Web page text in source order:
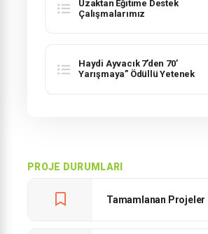
Uzaktan Eğitime Destek
Çalışmalarımız
Haydi Ayvacık 7’den 70’
Yarışmaya” Ödüllü Yetenek
PROJE DURUMLARI
Tamamlanan Projeler